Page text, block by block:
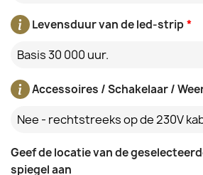
*
Levensduur van de led-strip
Basis 30 000 uur.
Accessoires / Schakelaar /
Nee - rechtstreeks op de 230V
Geef de locatie van de
spiegel aan